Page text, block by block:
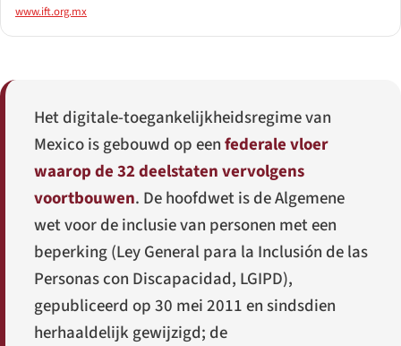
www.ift.org.mx
Het digitale-toegankelijkheidsregime van
Mexico is gebouwd op eenfederale vloer
waarop de 32 deelstaten vervolgens
voortbouwen. De hoofdwet is de Algemene
wet voor de inclusie van personen met een
beperking (Ley General para la Inclusión de las
Personas con Discapacidad, LGIPD),
gepubliceerd op 30 mei 2011 en sindsdien
herhaaldelijk gewijzigd; de